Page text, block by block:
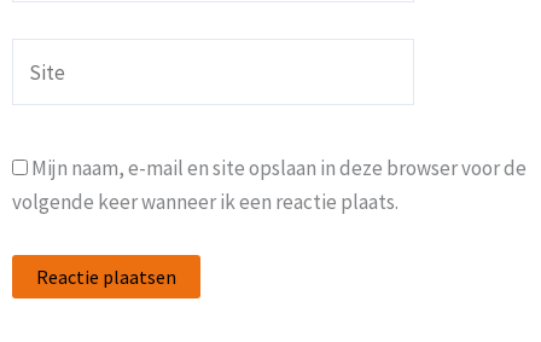
Mijn naam, e-mail en site opslaan in deze browser voor de
volgende keer wanneer ik een reactie plaats.